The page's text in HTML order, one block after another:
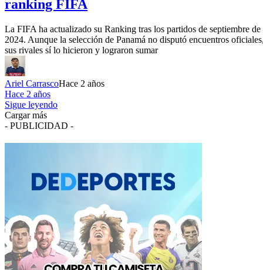
ranking FIFA
La FIFA ha actualizado su Ranking tras los partidos de septiembre de
2024. Aunque la selección de Panamá no disputó encuentros
sus rivales sí lo hicieron y lograron sumar
Ariel CarrascoHace 2 años
Hace 2 años
Sigue leyendo
Cargar más
- PUBLICIDAD -